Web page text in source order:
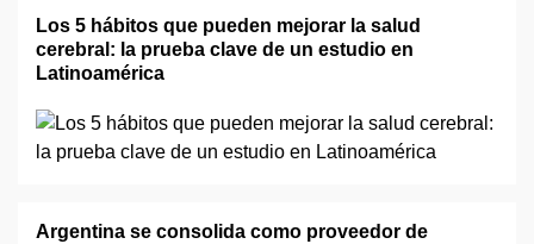
Los 5 hábitos que pueden mejorar la salud
cerebral: la prueba clave de un estudio en
Latinoamérica
Argentina se consolida como proveedor de